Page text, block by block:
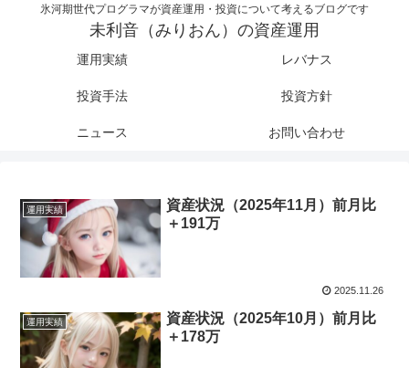
氷河期世代プログラマが資産運用・投資について考えるブログです
未利音（みりおん）の資産運用
運用実績 レバナス
投資手法 投資方針
ニュース お問い合わせ
運用実績
資産状況（2025年11月）前月比
＋191万
2025.11.26
運用実績
資産状況（2025年10月）前月比
＋178万